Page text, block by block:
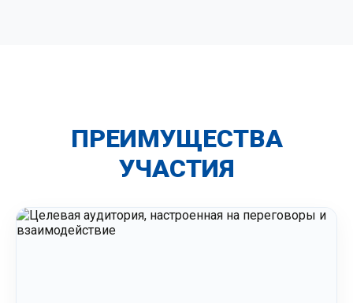
ПРЕИМУЩЕСТВА
УЧАСТИЯ